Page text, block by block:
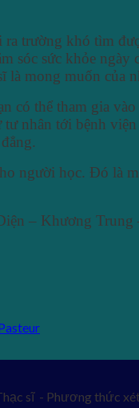
trường khó tìm
sức khỏe
mong muốn của
có thể tham gia
nhân tới bệnh
người học. Đó là
– Khương
sĩ - Phương thức